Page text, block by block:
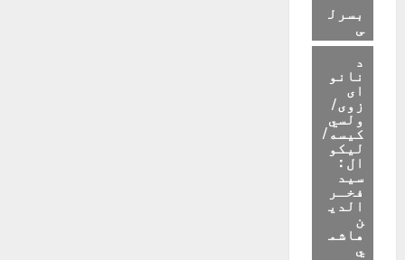
بسرل
ی
د
نانو
ای
زوی/
ولسي
کیسه/
لیکو
ال :
سید
فخـر
الدی
ن
هاشم
ي